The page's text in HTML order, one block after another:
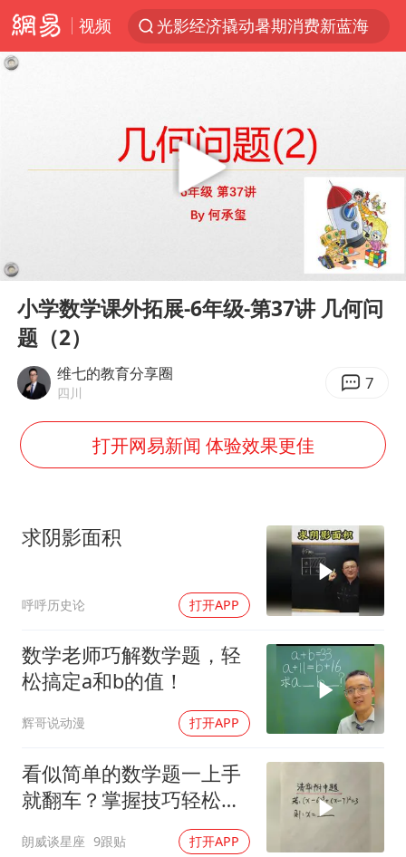
视频
光影经济撬动暑期消费新蓝海
上四休三，但降薪1000元，你接受吗？
情侣平潭拍日出坠崖1死1伤
央视新主播李秋莹孙亚鹏亮相
酒店回应车内过夜被收150元
黄金牛市回来了吗
商场现钱学森巨幅海报 负责人回应
全民健身事业高质量发展
老挝国会主席赛宋蓬逝世
夏日经济乘“热”而上 消费市场向“新”而行
乐享全民健身 共筑健康中国
Play
17:27
小学数学课外拓展-6年级-第37讲 几何问
题（2）
维七的教育分享圈
四川 7
打开网易新闻 体验效果更佳
求阴影面积
呼呼历史论 打开APP
数学老师巧解数学题，轻
松搞定a和b的值！
辉哥说动漫 打开APP
看似简单的数学题一上手
就翻车？掌握技巧轻松避
朗威谈星座 9跟贴 打开APP